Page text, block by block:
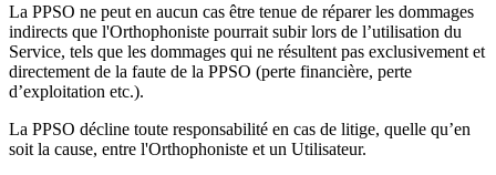
La PPSO ne peut en aucun cas être tenue de réparer les dommages
indirects que l'Orthophoniste pourrait subir lors de l’utilisation du
Service, tels que les dommages qui ne résultent pas exclusivement et
directement de la faute de la PPSO (perte financière, perte
d’exploitation etc.).
La PPSO décline toute responsabilité en cas de litige, quelle qu’en
soit la cause, entre l'Orthophoniste et un Utilisateur.